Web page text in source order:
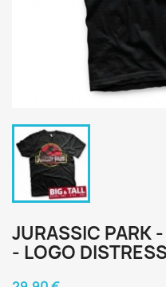
JURASSIC PARK
- LOGO